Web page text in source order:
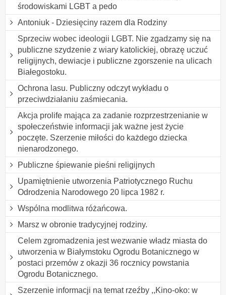
środowiskami LGBT a pedo
Antoniuk - Dziesięciny razem dla Rodziny
Sprzeciw wobec ideologii LGBT. Nie zgadzamy się na
publiczne szydzenie z wiary katolickiej, obrazę uczuć
religijnych, dewiacje i publiczne zgorszenie na ulicach
Białegostoku.
Ochrona lasu. Publiczny odczyt wykładu o
przeciwdziałaniu zaśmiecania.
Akcja prolife mająca za zadanie rozprzestrzenianie w
społeczeństwie informacji jak ważne jest życie
poczęte. Szerzenie miłości do każdego dziecka
nienarodzonego.
Publiczne śpiewanie pieśni religijnych
Upamiętnienie utworzenia Patriotycznego Ruchu
Odrodzenia Narodowego 20 lipca 1982 r.
Wspólna modlitwa różańcowa.
Marsz w obronie tradycyjnej rodziny.
Celem zgromadzenia jest wezwanie władz miasta do
utworzenia w Białymstoku Ogrodu Botanicznego w
postaci przemów z okazji 36 rocznicy powstania
Ogrodu Botanicznego.
Szerzenie informacji na temat rzeźby ,,Kino-oko: w